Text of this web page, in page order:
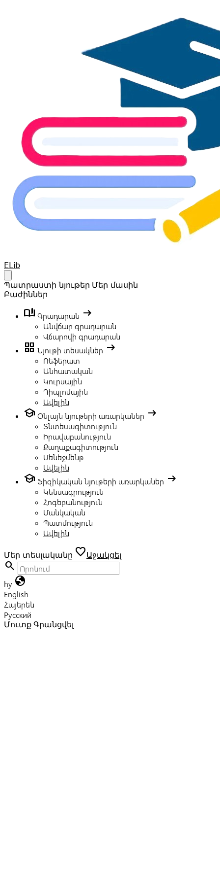
Your Company
ELib
Պատրաստի նյութեր Մեր մասին
Բաժիններ
book_ribbon Գրադարան arrow_right_alt
Անվճար գրադարան
Վճարովի գրադարան
grid_view Նյութի տեսակներ arrow_right_alt
Ռեֆերատ
Անհատական
Կուրսային
Դիպլոմային
Ավելին
school Օնլայն նյութերի առարկաներ arrow_right_alt
Տնտեսագիտություն
Իրավաբանություն
Քաղաքագիտություն
Մենեջմենթ
Ավելին
school Ֆիզիկական նյութերի առարկաներ arrow_right_alt
Կենսագրություն
Հոգեբանություն
Մանկական
Պատմություն
Ավելին
Մեր տեսլականը favoriteԱջակցել
search
hy globe
English
Հայերեն
Русский
Մուտք Գրանցվել